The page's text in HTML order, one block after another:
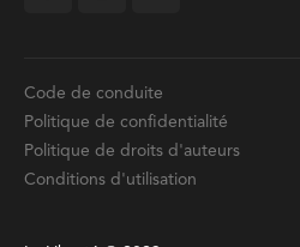
Code de conduite
Politique de confidentialité
Politique de droits d'auteurs
Conditions d'utilisation